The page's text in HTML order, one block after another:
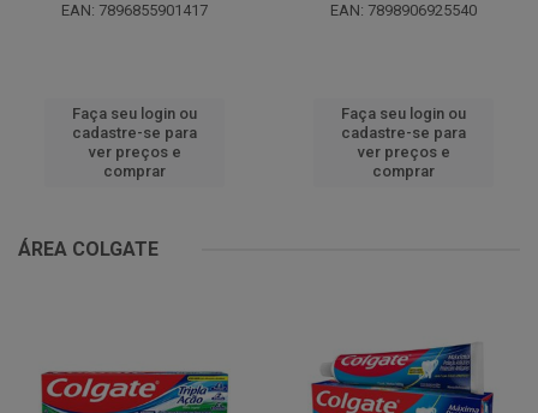
EAN: 7896855901417
Faça seu login ou
cadastre-se para
ver preços e
comprar
EAN: 7898906925540
Faça seu login ou
cadastre-se para
ver preços e
comprar
ÁREA COLGATE